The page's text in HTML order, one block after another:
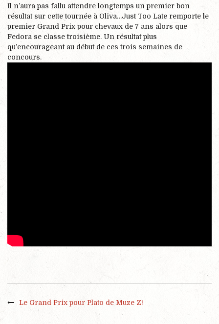
Il n’aura pas fallu attendre longtemps un premier bon
résultat sur cette tournée à Oliva…Just Too Late remporte le
premier Grand Prix pour chevaux de 7 ans alors que
Fedora se classe troisième. Un résultat plus
qu’encourageant au début de ces trois semaines de
concours.
Le Grand Prix pour Plato de Muze Z!